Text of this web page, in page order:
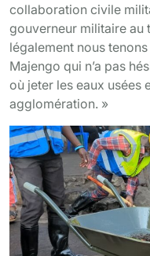
collaboration civile
gouverneur militaire au
légalement nous
Majengo qui n’a pas
où jeter les eaux usées
agglomération. »